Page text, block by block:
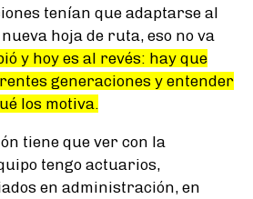
tenían que adaptarse al
hoja de ruta, eso no va
y hoy es al revés: hay que
generaciones y entender
los motiva.
tiene que ver con la
tengo actuarios,
en administración, en